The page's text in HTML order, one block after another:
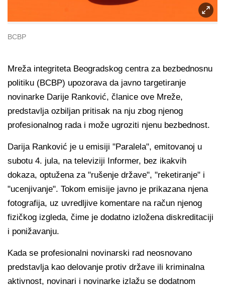
BCBP
Mreža integriteta Beogradskog centra za bezbednosnu
politiku (BCBP) upozorava da javno targetiranje
novinarke Darije Ranković, članice ove Mreže,
predstavlja ozbiljan pritisak na nju zbog njenog
profesionalnog rada i može ugroziti njenu bezbednost.
Darija Ranković je u emisiji "Paralela", emitovanoj u
subotu 4. jula, na televiziji Informer, bez ikakvih
dokaza, optužena za "rušenje države", "reketiranje" i
"ucenjivanje". Tokom emisije javno je prikazana njena
fotografija, uz uvredljive komentare na račun njenog
fizičkog izgleda, čime je dodatno izložena diskreditaciji
i ponižavanju.
Kada se profesionalni novinarski rad neosnovano
predstavlja kao delovanje protiv države ili kriminalna
aktivnost, novinari i novinarke izlažu se dodatnom